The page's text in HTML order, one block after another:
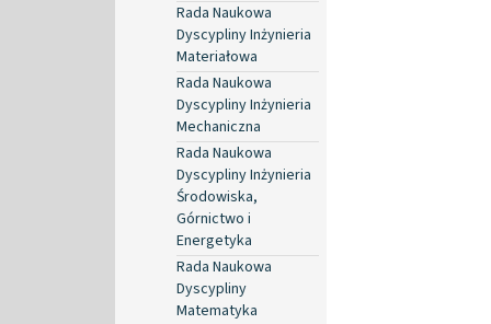
Rada Naukowa
Dyscypliny Inżynieria
Materiałowa
Rada Naukowa
Dyscypliny Inżynieria
Mechaniczna
Rada Naukowa
Dyscypliny Inżynieria
Środowiska,
Górnictwo i
Energetyka
Rada Naukowa
Dyscypliny
Matematyka